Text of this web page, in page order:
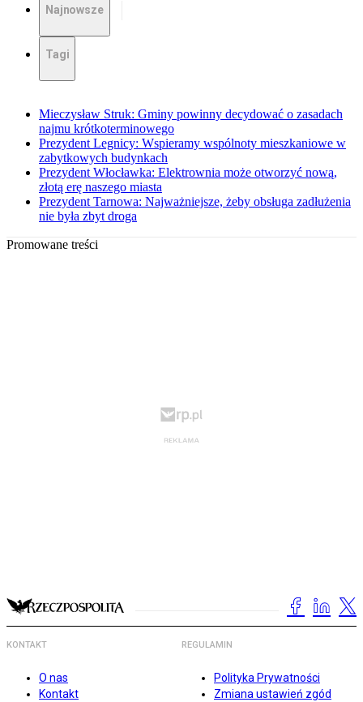
Najnowsze
Tagi
Mieczysław Struk: Gminy powinny decydować o zasadach
najmu krótkoterminowego
Prezydent Legnicy: Wspieramy wspólnoty mieszkaniowe w
zabytkowych budynkach
Prezydent Włocławka: Elektrownia może otworzyć nową,
złotą erę naszego miasta
Prezydent Tarnowa: Najważniejsze, żeby obsługa zadłużenia
nie była zbyt droga
Promowane treści
KONTAKT
O nas
Kontakt
REGULAMIN
Polityka Prywatności
Zmiana ustawień zgód